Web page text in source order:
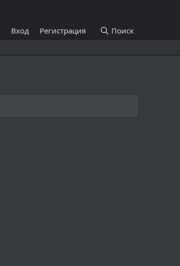
Вход Регистрация Поиск